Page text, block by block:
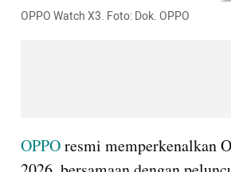
OPPO Watch X3. Foto: Dok. OPPO
OPPO resmi memperkenalkan